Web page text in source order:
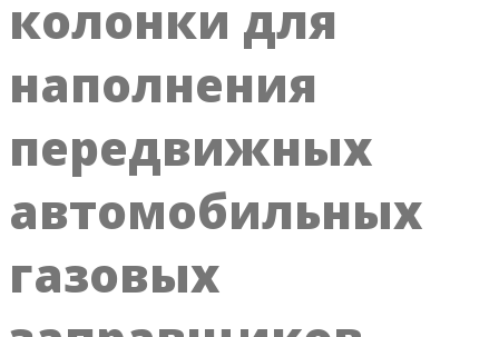
колонки для
наполнения
передвижных
автомобильных
газовых